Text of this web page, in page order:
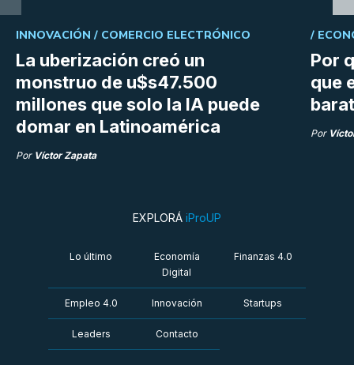
La uberización creó un
monstruo de u$s47.500
millones que solo la IA puede
domar en Latinoamérica
INNOVACIÓN / COMERCIO ELECTRÓNICO
Por Víctor Zapata
Por
que
/
Por
EXPLORÁ iProUP
Lo último
Economía
Digital
Finanzas 4.0
Empleo 4.0 Innovación Startups
Leaders Contacto